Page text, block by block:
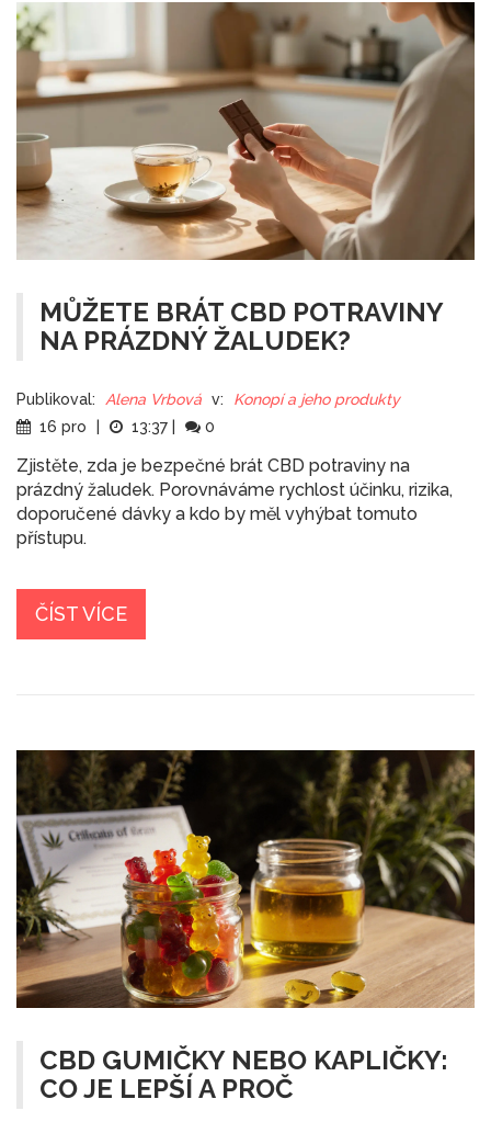
MŮŽETE BRÁT CBD POTRAVINY
NA PRÁZDNÝ ŽALUDEK?
Publikoval: Alena Vrbová v:
Konopí a jeho produkty
16 pro
13:37 0
Zjistěte, zda je bezpečné brát CBD potraviny na
prázdný žaludek. Porovnáváme rychlost účinku, rizika,
doporučené dávky a kdo by měl vyhýbat tomuto
přístupu.
ČÍST VÍCE
CBD GUMIČKY NEBO KAPLIČKY:
CO JE LEPŠÍ A PROČ